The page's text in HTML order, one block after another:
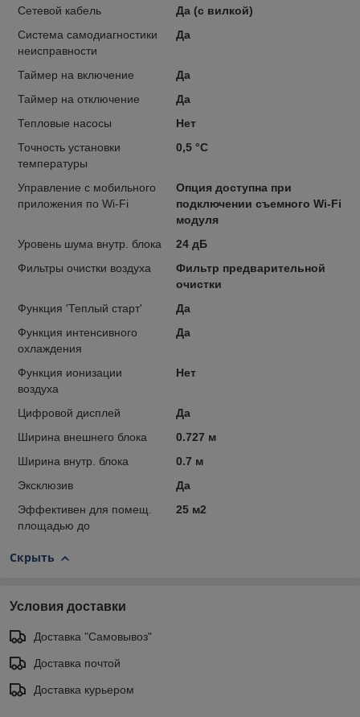
Сетевой кабель
Да (с вилкой)
Система самодиагностики
неисправности
Да
Таймер на включение
Да
Таймер на отключение
Да
Тепловые насосы
Нет
Точность установки
температуры
0,5 °С
Управление c мобильного
приложения по Wi-Fi
Опция доступна при
подключении съемного Wi-Fi
модуля
Уровень шума внутр. блока
24 дБ
Фильтры очистки воздуха
Фильтр предварительной
очистки
Функция 'Теплый старт'
Да
Функция интенсивного
охлаждения
Да
Функция ионизации
воздуха
Нет
Цифровой дисплей
Да
Ширина внешнего блока
0.727 м
Ширина внутр. блока
0.7 м
Эксклюзив
Да
Эффективен для помещ.
площадью до
25 м2
Скрыть
Условия доставки
Доставка "Самовывоз"
Доставка почтой
Доставка курьером